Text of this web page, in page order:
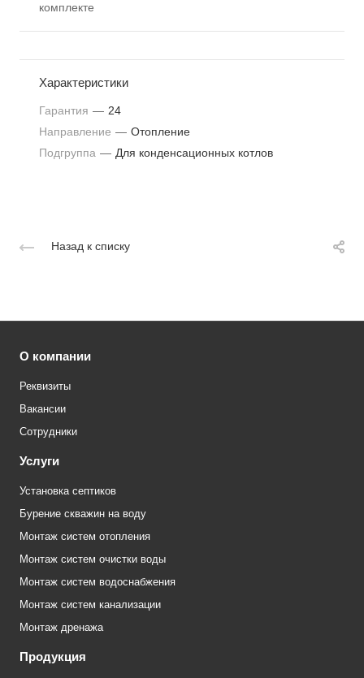
комплекте
Характеристики
Гарантия — 24
Направление — Отопление
Подгруппа — Для конденсационных котлов
Назад к списку
О компании
Реквизиты
Вакансии
Сотрудники
Услуги
Установка септиков
Бурение скважин на воду
Монтаж систем отопления
Монтаж систем очистки воды
Монтаж систем водоснабжения
Монтаж систем канализации
Монтаж дренажа
Продукция